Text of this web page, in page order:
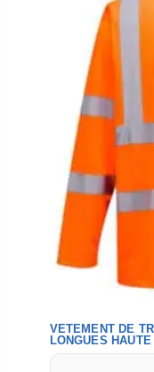
VETEMENT DE
LONGUES